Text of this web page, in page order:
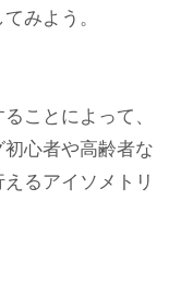
みよう。
ことによって、
心者や高齢者な
るアイソメトリ